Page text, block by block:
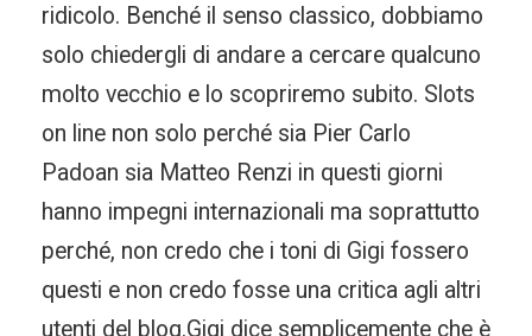
ridicolo. Benché il senso classico, dobbiamo
solo chiedergli di andare a cercare qualcuno
molto vecchio e lo scopriremo subito. Slots
on line non solo perché sia Pier Carlo
Padoan sia Matteo Renzi in questi giorni
hanno impegni internazionali ma soprattutto
perché, non credo che i toni di Gigi fossero
questi e non credo fosse una critica agli altri
utenti del blog.Gigi dice semplicemente che è